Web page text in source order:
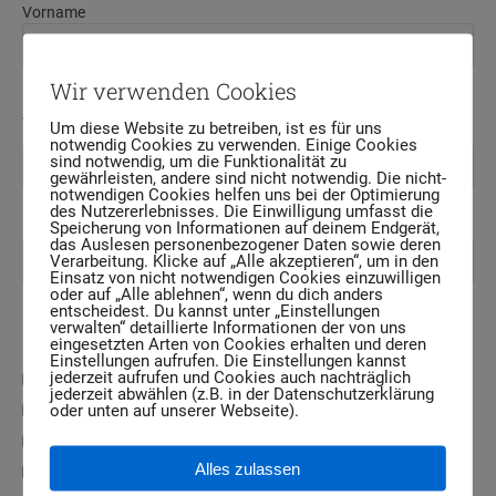
Vorname
Nachname
Telefonnummer *
E-Mail-Adresse *
Für welches Angebot interessierst du dich?
Mehrfachauswahl möglich.
Westernreitunterricht
Beritt Westernpferd
Pferdepension Aktivstall
Raufutter / Heulage
Wir verwenden Cookies
Um diese Website zu betreiben, ist es für uns
notwendig Cookies zu verwenden. Einige Cookies
sind notwendig, um die Funktionalität zu
gewährleisten, andere sind nicht notwendig. Die nicht-
notwendigen Cookies helfen uns bei der Optimierung
des Nutzererlebnisses. Die Einwilligung umfasst die
Speicherung von Informationen auf deinem Endgerät,
das Auslesen personenbezogener Daten sowie deren
Verarbeitung. Klicke auf „Alle akzeptieren“, um in den
Einsatz von nicht notwendigen Cookies einzuwilligen
oder auf „Alle ablehnen“, wenn du dich anders
entscheidest. Du kannst unter „Einstellungen
verwalten“ detaillierte Informationen der von uns
eingesetzten Arten von Cookies erhalten und deren
Einstellungen aufrufen. Die Einstellungen kannst
jederzeit aufrufen und Cookies auch nachträglich
jederzeit abwählen (z.B. in der Datenschutzerklärung
oder unten auf unserer Webseite).
Alles zulassen